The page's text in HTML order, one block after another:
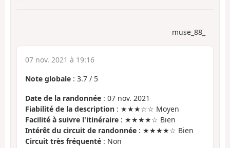
muse_88_
07 nov. 2021 à 19:16
Note globale : 3.7 / 5
Date de la randonnée : 07 nov. 2021
Fiabilité de la description : ★★★☆☆ Moyen
Facilité à suivre l'itinéraire : ★★★★☆ Bien
Intérêt du circuit de randonnée : ★★★★☆ Bien
Circuit très fréquenté : Non